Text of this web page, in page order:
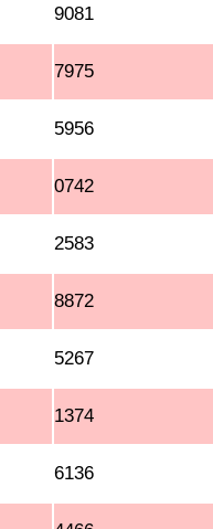
9081
7975
5956
0742
2583
8872
5267
1374
6136